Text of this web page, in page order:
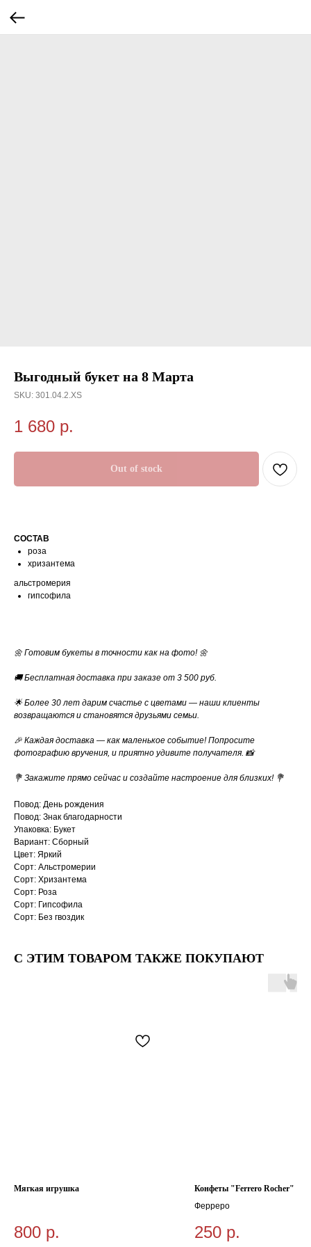
Выгодный букет на 8 Марта
SKU: 301.04.2.XS
1 680 р.
Out of stock
СОСТАВ
роза
хризантема
альстромерия
гипсофила
🌼 Готовим букеты в точности как на фото! 🌼
🚚 Бесплатная доставка при заказе от 3 500 руб.
🌟 Более 30 лет дарим счастье с цветами — наши клиенты
возвращаются и становятся друзьями семьи.
🎉 Каждая доставка — как маленькое событие! Попросите
фотографию вручения, и приятно удивите получателя. 📸
💐 Закажите прямо сейчас и создайте настроение для близких! 💐
Повод: День рождения
Повод: Знак благодарности
Упаковка: Букет
Вариант: Сборный
Цвет: Яркий
Сорт: Альстромерии
Сорт: Хризантема
Сорт: Роза
Сорт: Гипсофила
Сорт: Без гвоздик
С ЭТИМ ТОВАРОМ ТАКЖЕ ПОКУПАЮТ
Мягкая игрушка
800 р.
Конфеты "Ferrero Rocher"
Ферреро
250 р.